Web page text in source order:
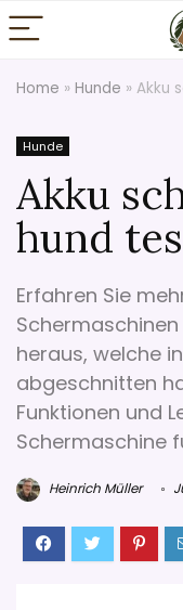
Home » Hunde » Akku
Hunde
Akku
hund
Erfahren Sie
heraus, welche
abgeschnitten
Funktionen und
Schermaschine
Heinrich Müller